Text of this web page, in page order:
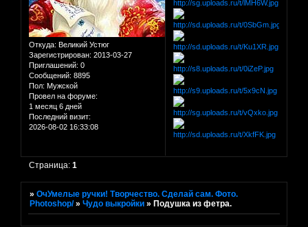
Откуда: Великий Устюг
Зарегистрирован: 2013-03-27
Приглашений: 0
Сообщений: 8895
Пол: Мужской
Провел на форуме:
1 месяц 6 дней
Последний визит:
2026-08-02 16:33:08
Страница:1
»ОчУмелые ручки! Творчество. Сделай сам. Фото.
Photoshop/ »Чудо выкройки »Подушка из фетра.